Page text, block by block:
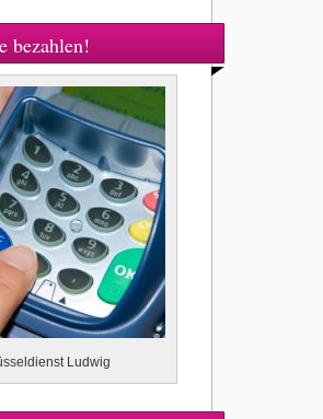
bezahlen!
Ludwig